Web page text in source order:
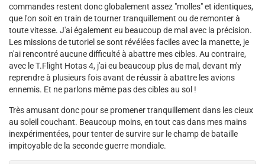
commandes restent donc globalement assez "molles" et identiques,
que l'on soit en train de tourner tranquillement ou de remonter à
toute vitesse. J'ai également eu beaucoup de mal avec la précision.
Les missions de tutoriel se sont révélées faciles avec la manette, je
n'ai rencontré aucune difficulté à abattre mes cibles. Au contraire,
avec le T.Flight Hotas 4, j'ai eu beaucoup plus de mal, devant m'y
reprendre à plusieurs fois avant de réussir à abattre les avions
ennemis. Et ne parlons même pas des cibles au sol !
Très amusant donc pour se promener tranquillement dans les cieux
au soleil couchant. Beaucoup moins, en tout cas dans mes mains
inexpérimentées, pour tenter de survire sur le champ de bataille
impitoyable de la seconde guerre mondiale.